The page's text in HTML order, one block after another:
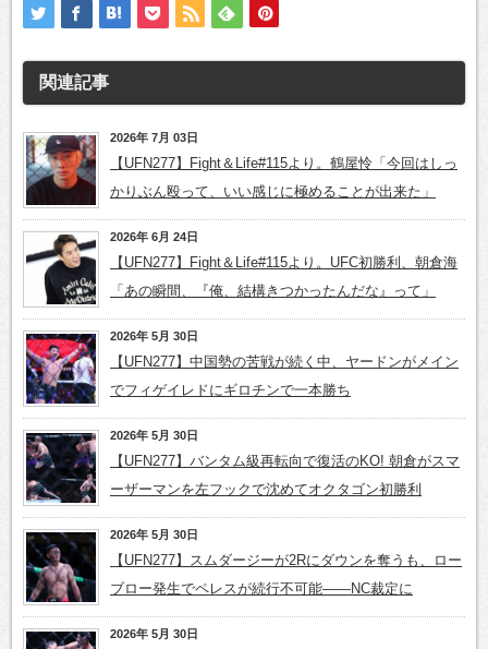
関連記事
2026年 7月 03日
【UFN277】Fight＆Life#115より。鶴屋怜「今回はしっ
かりぶん殴って、いい感じに極めることが出来た」
2026年 6月 24日
【UFN277】Fight＆Life#115より。UFC初勝利、朝倉海
「あの瞬間、『俺、結構きつかったんだな』って」
2026年 5月 30日
【UFN277】中国勢の苦戦が続く中、ヤードンがメイン
でフィゲイレドにギロチンで一本勝ち
2026年 5月 30日
【UFN277】バンタム級再転向で復活のKO! 朝倉がスマ
ーザーマンを左フックで沈めてオクタゴン初勝利
2026年 5月 30日
【UFN277】スムダージーが2Rにダウンを奪うも、ロー
ブロー発生でペレスが続行不可能——NC裁定に
2026年 5月 30日